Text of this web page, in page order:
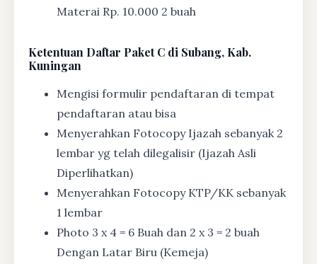
Materai Rp. 10.000 2 buah
Ketentuan Daftar Paket C di Subang, Kab.
Kuningan
Mengisi formulir pendaftaran di tempat
pendaftaran atau bisa
Menyerahkan Fotocopy Ijazah sebanyak 2
lembar yg telah dilegalisir (Ijazah Asli
Diperlihatkan)
Menyerahkan Fotocopy KTP/KK sebanyak
1 lembar
Photo 3 x 4 = 6 Buah dan 2 x 3 = 2 buah
Dengan Latar Biru (Kemeja)